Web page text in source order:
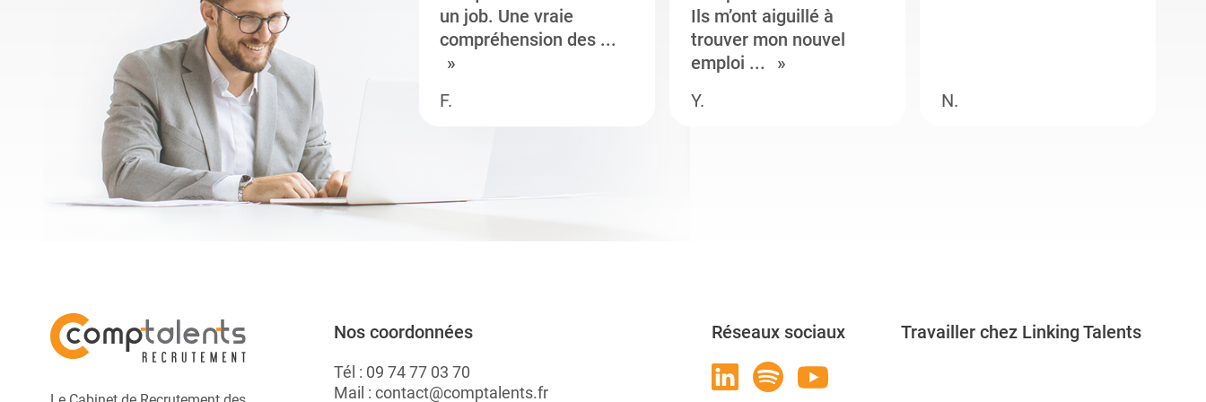
bon emploi très
rapidement. Elles ...
A.
un job. Une vraie
compréhension des ...
F.
Ils m’ont aiguillé à
trouver mon nouvel
emploi ...
Y.
N.
Nos coordonnées
Tél : 09 74 77 03 70
Mail : contact@comptalents.fr
Réseaux sociaux Travailler chez Linking Talents